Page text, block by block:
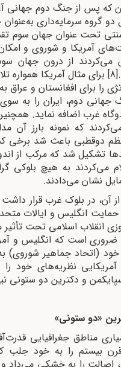
که پس از جنگ دوم
گروه سرمایه‌داری
سنتی تحت ‌عنوان جهان سوم
آمریکا و شوروی و
می‌کردند از درون جهان
[8]
برای مثال آمریکا همواره
جهانی دوم، ایران را به
غرب اضافه نماید.
که نمونه بارز آن
دوقطبی باعث شد برخی
تشکیل شد که مرکب از
می‌کردند به هیچ بلوکی
نشان می‌دادند.
از آن، در بلوک غرب قرار
کنف حمایت انگلیس و ایالات
انقلاب اسلامی تحت
است که انگلیس و
(اتحاد جماهیر شوروی)
آمریکایی نظریه‌های خود
و دکترین دو ستونی
«دو ستونی»
مناطق جغرافیایی
بیستم را به خود جلب